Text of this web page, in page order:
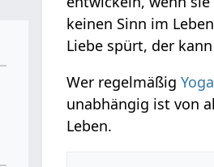
keinen Sinn im
Liebe spürt, der
Wer regelmäßigYoga
unabhängig ist von
Leben.